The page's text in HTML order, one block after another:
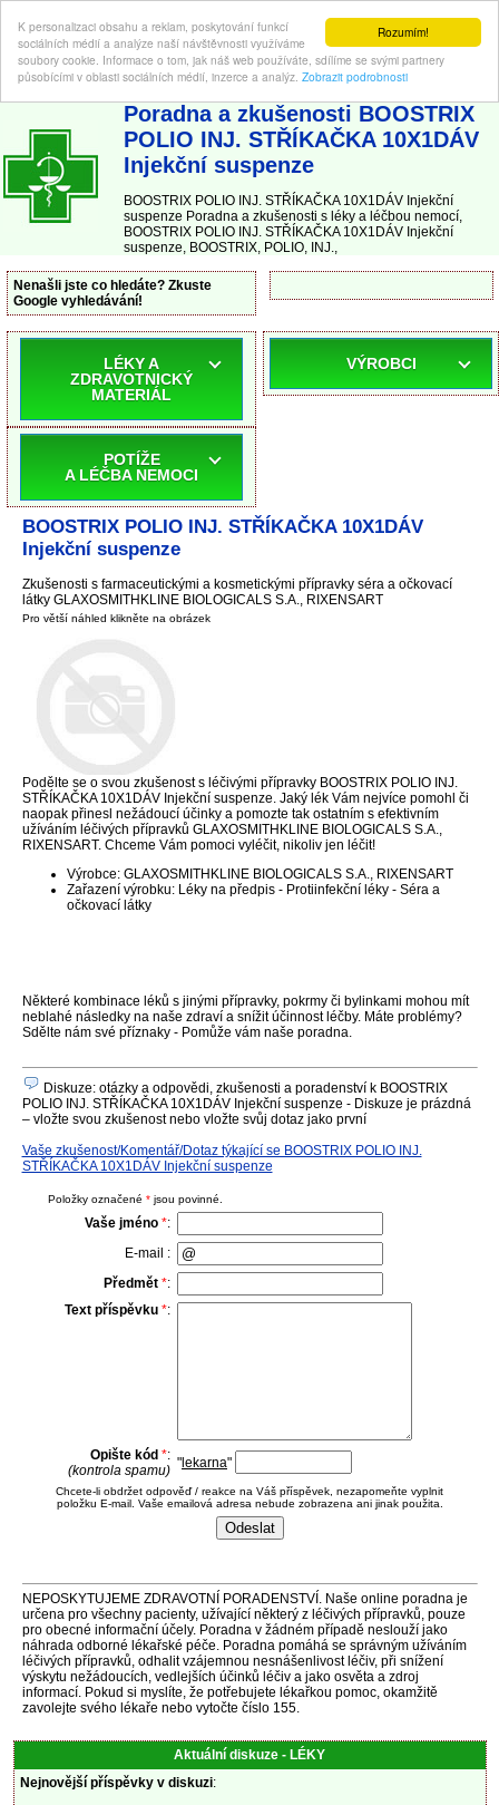
Rozumím!
K personalizaci obsahu a reklam, poskytování funkcí
sociálních médií a analýze naší návštěvnosti využíváme
soubory cookie. Informace o tom, jak náš web používáte, sdílíme se svými partnery
působícími v oblasti sociálních médií, inzerce a analýz. Zobrazit podrobnosti
ABC-LEKARNA.cz | Poradna a zkušenosti s léky a léčbou nemocí
Poradna a zkušenosti BOOSTRIX
POLIO INJ. STŘÍKAČKA 10X1DÁV
Injekční suspenze
BOOSTRIX POLIO INJ. STŘÍKAČKA 10X1DÁV Injekční
suspenze Poradna a zkušenosti s léky a léčbou nemocí,
BOOSTRIX POLIO INJ. STŘÍKAČKA 10X1DÁV Injekční
suspenze, BOOSTRIX, POLIO, INJ.,
Nenašli jste co hledáte? Zkuste
Google vyhledávání!
LÉKY A
ZDRAVOTNICKÝ
MATERIÁL
POTÍŽE
A LÉČBA NEMOCI
VÝROBCI
BOOSTRIX POLIO INJ. STŘÍKAČKA 10X1DÁV
Injekční suspenze
Zkušenosti s farmaceutickými a kosmetickými přípravky séra a očkovací
látky GLAXOSMITHKLINE BIOLOGICALS S.A., RIXENSART
Pro větší náhled klikněte na obrázek
Podělte se o svou zkušenost s léčivými přípravky BOOSTRIX POLIO INJ.
STŘÍKAČKA 10X1DÁV Injekční suspenze. Jaký lék Vám nejvíce pomohl či
naopak přinesl nežádoucí účinky a pomozte tak ostatním s efektivním
užíváním léčivých přípravků GLAXOSMITHKLINE BIOLOGICALS S.A.,
RIXENSART. Chceme Vám pomoci vyléčit, nikoliv jen léčit!
Výrobce: GLAXOSMITHKLINE BIOLOGICALS S.A., RIXENSART
Zařazení výrobku: Léky na předpis - Protiinfekční léky - Séra a
očkovací látky
Některé kombinace léků s jinými přípravky, pokrmy či bylinkami mohou mít
neblahé následky na naše zdraví a snížit účinnost léčby. Máte problémy?
Sdělte nám své příznaky - Pomůže vám naše poradna.
Diskuze: otázky a odpovědi, zkušenosti a poradenství k BOOSTRIX
POLIO INJ. STŘÍKAČKA 10X1DÁV Injekční suspenze - Diskuze je prázdná
– vložte svou zkušenost nebo vložte svůj dotaz jako první
Vaše zkušenost/Komentář/Dotaz týkající se BOOSTRIX POLIO INJ.
STŘÍKAČKA 10X1DÁV Injekční suspenze
Položky označené * jsou povinné.
Vaše jméno *:
E-mail :
Předmět *:
Text příspěvku *:
Opište kód *:
(kontrola spamu) " lekarna"
Chcete-li obdržet odpověď / reakce na Váš příspěvek, nezapomeňte vyplnit
položku E-mail. Vaše emailová adresa nebude zobrazena ani jinak použita.
NEPOSKYTUJEME ZDRAVOTNÍ PORADENSTVÍ. Naše online poradna je
určena pro všechny pacienty, užívající některý z léčivých přípravků, pouze
pro obecné informační účely. Poradna v žádném případě neslouží jako
náhrada odborné lékařské péče. Poradna pomáhá se správným užíváním
léčivých přípravků, odhalit vzájemnou nesnášenlivost léčiv, při snížení
výskytu nežádoucích, vedlejších účinků léčiv a jako osvěta a zdroj
informací. Pokud si myslíte, že potřebujete lékařkou pomoc, okamžitě
zavolejte svého lékaře nebo vytočte číslo 155.
Aktuální diskuze - LÉKY
Nejnovější příspěvky v diskuzi: